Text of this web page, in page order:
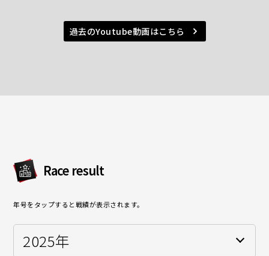
過去のYoutube動画はこちら
Race result
年号をタップすると戦績が表示されます。
2025年